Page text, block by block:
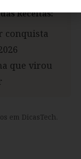
Receitas:
conquista
que virou
em DicasTech.